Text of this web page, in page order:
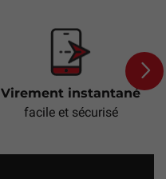
Virement instantané
facile et sécurisé